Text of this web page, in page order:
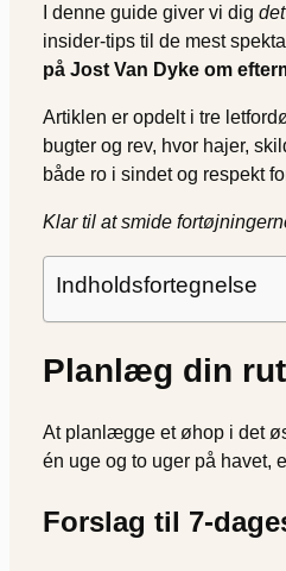
I denne guide giver vi dig
insider-tips til de mest
på Jost Van Dyke om
Artiklen er opdelt i tre
bugter og rev, hvor hajer,
både ro i sindet og respekt
Klar til at smide
Indholdsfortegnelse
Planlæg din
At planlægge et øhop i det
én uge og to uger på havet,
Forslag til 7-